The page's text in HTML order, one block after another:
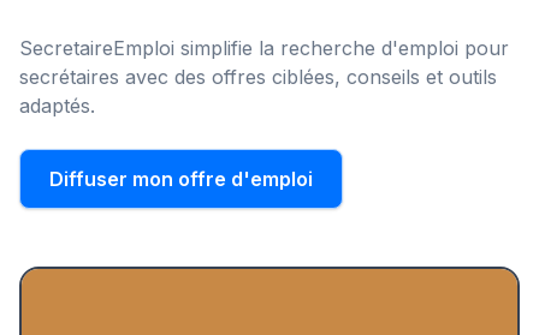
SecretaireEmploi simplifie la recherche d'emploi pour
secrétaires avec des offres ciblées, conseils et outils
adaptés.
Diffuser mon offre d'emploi